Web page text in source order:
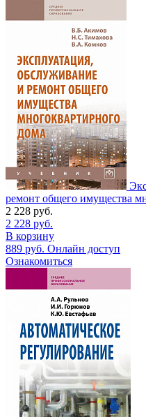
ремонт общего имущества
2 228 руб.
2 228 руб.
В корзину
889 руб. Онлайн доступ
Ознакомиться